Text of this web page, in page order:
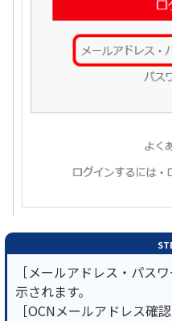
［メールアドレス・パス
示されます。
［OCNメールアドレス確